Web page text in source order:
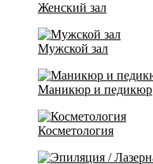
Женский зал
Мужской зал
Маникюр и педикюр
Косметология